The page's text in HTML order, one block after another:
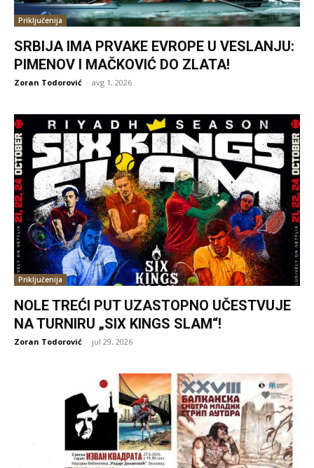
Priključenija
SRBIJA IMA PRVAKE EVROPE U VESLANJU:
PIMENOV I MAČKOVIĆ DO ZLATA!
Zoran Todorović - avg 1, 2026
Priključenija
NOLE TREĆI PUT UZASTOPNO UČESTVUJE
NA TURNIRU „SIX KINGS SLAM“!
Zoran Todorović - jul 29, 2026